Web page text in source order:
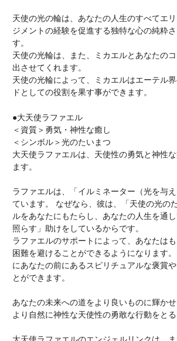
天使の光の輪は、あなたの人生のすべてエ
ジメントの経験を促進する独特な心の純粋
す。
天使の光輪は、また、ミカエルとあなたの
出させてくれます。
天使の光輪によって、ミカエルはエーテル
ドとしての役割を果す事ができます。
●大天使ラファエル
＜資質＞勇気・神性な癒し
＜シンボル＞光のたいまつ
大天使ラファエルは、天使性の勇気と神性
ます。
ラファエルは、「イルミネーター（光を与
ています。 なぜなら、彼は、「天使の光の
ルをあなたにもたらし、あなたの人生を通
照らす」助けをしているからです。
ラファエルのサポートによって、あなたは
困難を避けることができるようになります
にあなたの前にあるスピリチュアルな褒賞
とができます。
あなたの未来への道をより良いものに輝か
より自然に神性な天使性の勇敢な行動をとる